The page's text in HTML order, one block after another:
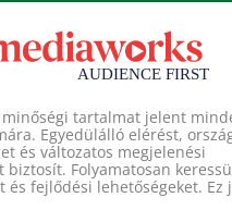
tartalmat jelent
Egyedülálló elérést,
és változatos megjelenési
biztosít. Folyamatosan
és fejlődési lehetőségeket. Ez